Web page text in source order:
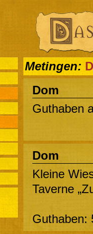
Metingen:
Dom
Guthaben
Dom
Kleine
Taverne
Guthaben: